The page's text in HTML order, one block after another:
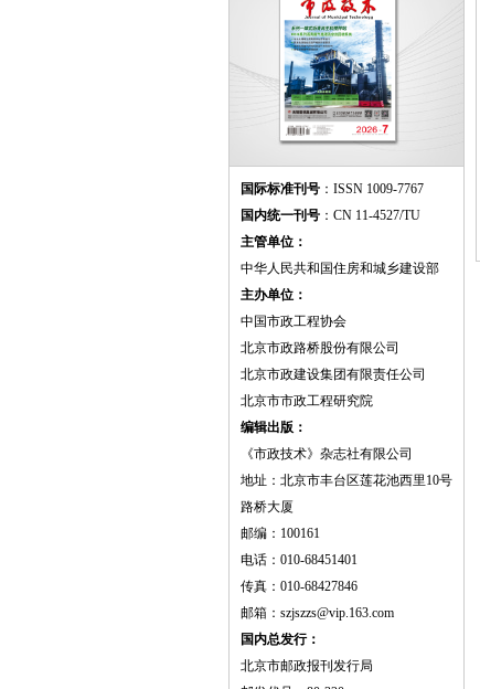
国际标准刊号 ：ISSN 1009-7767
国内统一刊号 ：CN 11-4527/TU
主管单位：
中华人民共和国住房和城乡建设部
主办单位：
中国市政工程协会
北京市政路桥股份有限公司
北京市政建设集团有限责任公司
北京市市政工程研究院
编辑出版：
《市政技术》杂志社有限公司
地址：北京市丰台区莲花池西里10号
路桥大厦
邮编：100161
电话：010-68451401
传真：010-68427846
邮箱：szjszzs@vip.163.com
国内总发行：
北京市邮政报刊发行局